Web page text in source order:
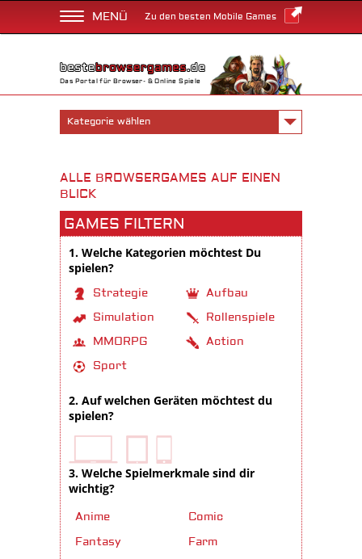
MENÜ Zu den besten Mobile Games
Das Portal für Browser- & Online Spiele
Kategorie wählen
ALLE BROWSERGAMES AUF EINEN
BLICK
GAMES FILTERN
1. Welche Kategorien möchtest Du
spielen?
Strategie
Aufbau
Simulation
Rollenspiele
MMORPG
Action
Sport
2. Auf welchen Geräten möchtest du
spielen?
3. Welche Spielmerkmale sind dir
wichtig?
Anime
Comic
Fantasy
Farm